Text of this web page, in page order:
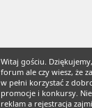
Witaj gościu.
forum ale czy wiesz, że
w pełni korzystać z
promocje i konkursy.
reklam a rejestracja